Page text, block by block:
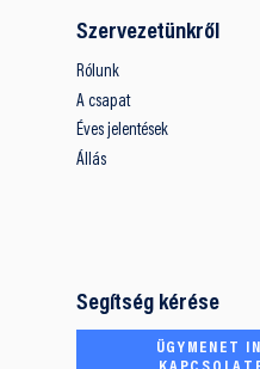
Szervezetünkről
Rólunk
A csapat
Éves jelentések
Állás
Segítség kérése
ÜGYMENET